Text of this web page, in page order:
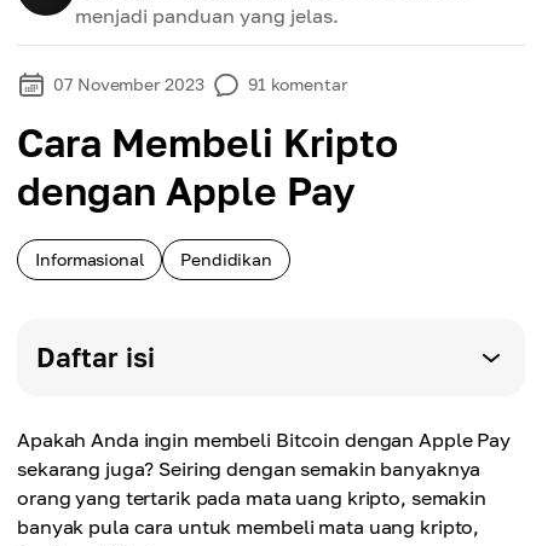
menjadi panduan yang jelas.
07 November 2023 91 komentar
Cara Membeli Kripto
dengan Apple Pay
Informasional Pendidikan
Daftar isi
Apakah Anda ingin membeli Bitcoin dengan Apple Pay
sekarang juga? Seiring dengan semakin banyaknya
orang yang tertarik pada mata uang kripto, semakin
banyak pula cara untuk membeli mata uang kripto,